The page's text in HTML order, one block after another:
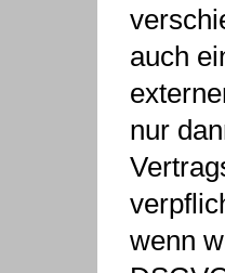
auch
nur
wenn